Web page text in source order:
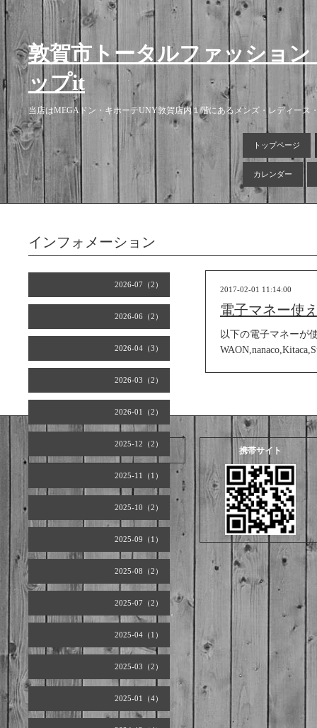
敦賀市トータルファッショ
ップit
当店はMEGAドン・キホーテUNY敦賀店内１階にあるメンズ・レディー
トップページ
カレンダー
2026-07（2）
2026-06（2）
2026-04（3）
2026-03（2）
2026-01（2）
2025-12（2）
2025-11（1）
2025-10（2）
2025-09（1）
2025-08（2）
2025-07（2）
2025-04（1）
2025-03（2）
2025-01（4）
インフォメーション
2017-02-01 11:14:00
電子マネー使
以下の電子マネーが
携帯サイト